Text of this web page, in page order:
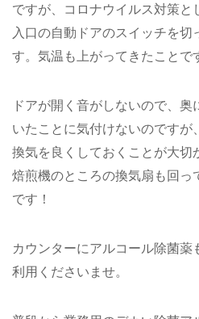
ですが、コロナウイルス対策と
入口の自動ドアのスイッチを切
す。気温も上がってきたことで
ドアが開く音がしないので、
いたことに気付けないのですが、
換気を良くしておくことが大切
焙煎機のところの換気扇も回っ
です！
カウンターにアルコール除菌
利用くださいませ。